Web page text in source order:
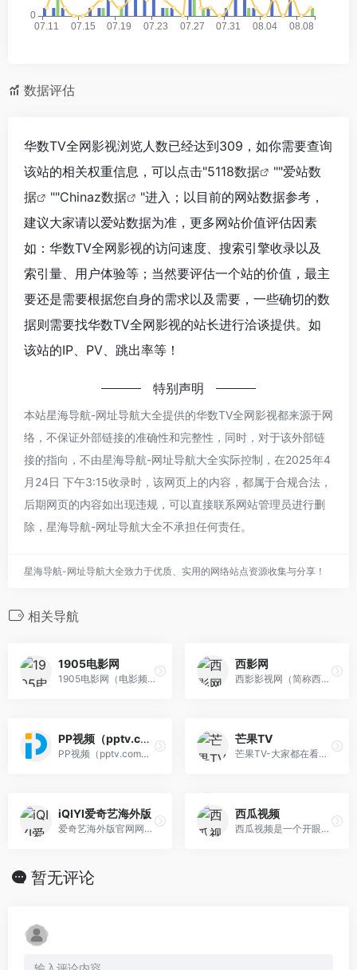
数据评估
华数TV全网影视浏览人数已经达到309，如你需要查询
该站的相关权重信息，可以点击"5118数据 ""爱站数
据
""Chinaz数据
"进入；以目前的网站数据参考，
建议大家请以爱站数据为准，更多网站价值评估因素
如：华数TV全网影视的访问速度、搜索引擎收录以及
索引量、用户体验等；当然要评估一个站的价值，最主
要还是需要根据您自身的需求以及需要，一些确切的数
据则需要找华数TV全网影视的站长进行洽谈提供。如
该站的IP、PV、跳出率等！
特别声明
本站星海导航-网址导航大全提供的华数TV全网影视都来源于网
络，不保证外部链接的准确性和完整性，同时，对于该外部链
接的指向，不由星海导航-网址导航大全实际控制，在2025年4
月24日 下午3:15收录时，该网页上的内容，都属于合规合法，
后期网页的内容如出现违规，可以直接联系网站管理员进行删
除，星海导航-网址导航大全不承担任何责任。
星海导航-网址导航大全致力于优质、实用的网络站点资源收集与分享！
相关导航
1905电影网
1905电影网（电影频道官方网站），涵盖最新电影、好看的电影、经典电影、电影推荐、免费电影、高清电影在线观看及海量最新电影图文视频资讯，看电影就上电影网1905.com。
西影网
西影影视网（简称西影网）是具有国家广电总局颁发的信息网络传播视听节目许可证，由西部电影集团主办，面向全球弘扬中国影视文化的网络视听平台。
PP视频（pptv.com）
PP视频（pptv.com），原名PPTV网络电视（别名聚力视频、PPLIVE）
芒果TV
芒果TV-大家都在看的在线视频网站-热门综艺最新电影电视剧在线观看
iQIYI爱奇艺海外版
爱奇艺海外版官网网页版可以在线免费观看最新热播陆剧，韩剧，泰剧，综艺、电影、动漫等影视内容。
西瓜视频
西瓜视频是一个开眼界、涨知识的视频 App，作为国内领先的中视频平台，它源源不断地为不同人群提供优质内容，让人们看到更丰富和有深度的世界，收获轻松的获得感，点亮对生活的好奇心。
暂无评论